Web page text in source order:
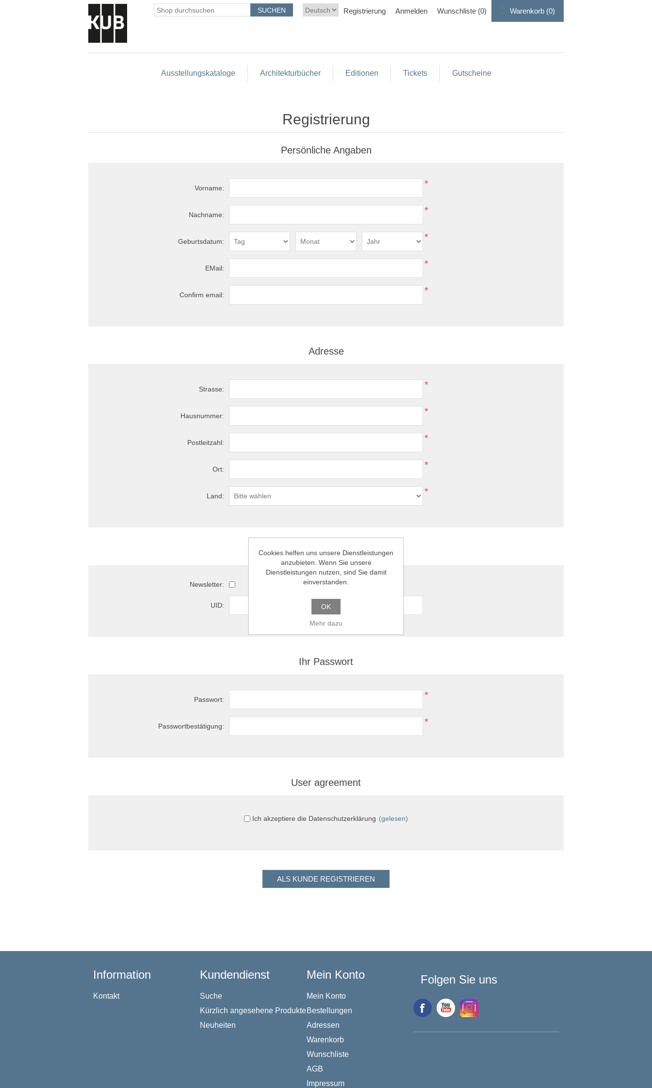
Registrierung Anmelden Wunschliste (0) Warenkorb (0)
Ausstellungskataloge Architekturbücher Editionen Tickets Gutscheine
Registrierung
Persönliche Angaben
Vorname: *
Nachname: *
Geburtsdatum: *
EMail: *
Confirm email: *
Adresse
Strasse: *
Hausnummer: *
Postleitzahl: *
Ort: *
Land: *
Optionen
Newsletter:
UID:
Ihr Passwort
Passwort: *
Passwortbestätigung: *
User agreement
Ich akzeptiere die Datenschutzerklärung (gelesen)
Information
Kontakt
Kundendienst
Suche
Kürzlich angesehene Produkte
Neuheiten
Mein Konto
Mein Konto
Bestellungen
Adressen
Warenkorb
Wunschliste
AGB
Impressum
Folgen Sie uns
Cookies helfen uns unsere Dienstleistungen
anzubieten. Wenn Sie unsere
Dienstleistungen nutzen, sind Sie damit
einverstanden.
OK
Mehr dazu